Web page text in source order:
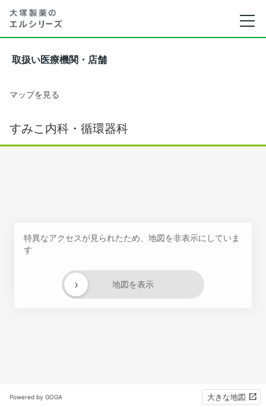
取扱い医療機関・店舗
マップを見る
すみこ内科・循環器科
特異なアクセスが見られたため、地図を非表示にしていま
す
地図を表示
›
Powered by GOGA 大きな地図